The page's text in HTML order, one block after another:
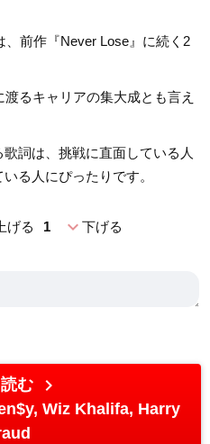
、前作『Never Lose』に続く2
るキャリアの集大成とも言え
詞は、挑戦に直面している人
る人にぴったりです。
げる 1 expand_more下げる
む chevron_right
Wiz Khalifa, Harry